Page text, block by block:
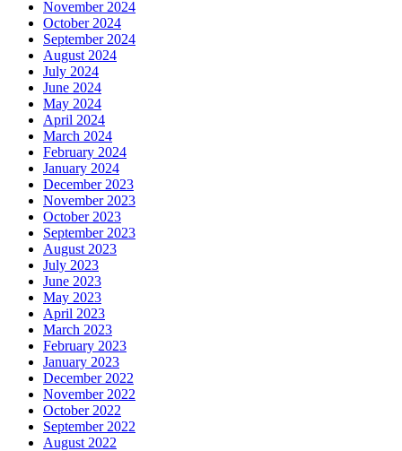
November 2024
October 2024
September 2024
August 2024
July 2024
June 2024
May 2024
April 2024
March 2024
February 2024
January 2024
December 2023
November 2023
October 2023
September 2023
August 2023
July 2023
June 2023
May 2023
April 2023
March 2023
February 2023
January 2023
December 2022
November 2022
October 2022
September 2022
August 2022